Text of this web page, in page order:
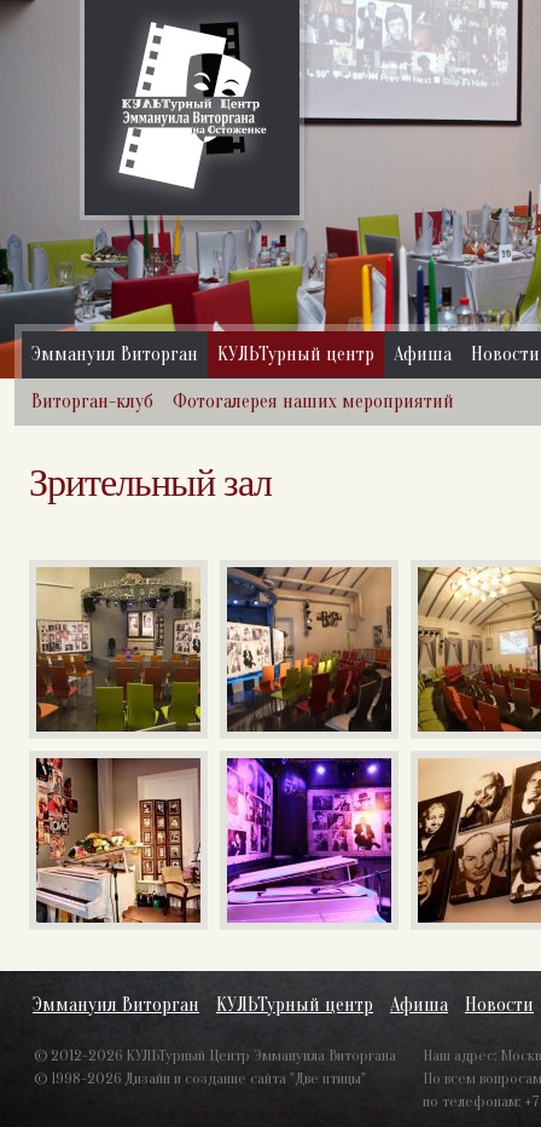
Эммануил Виторган КУЛЬТурный центр Афиша Новости
Виторган-клуб Фотогалерея наших мероприятий
Зрительный зал
Эммануил Виторган КУЛЬТурный центр Афиша Новости
© 2012-2026 КУЛЬТурный Центр Эммануила Виторгана
© 1998-2026 Дизайн и создание сайта "Две птицы"
Наш адрес:
По всем
по телефонам: